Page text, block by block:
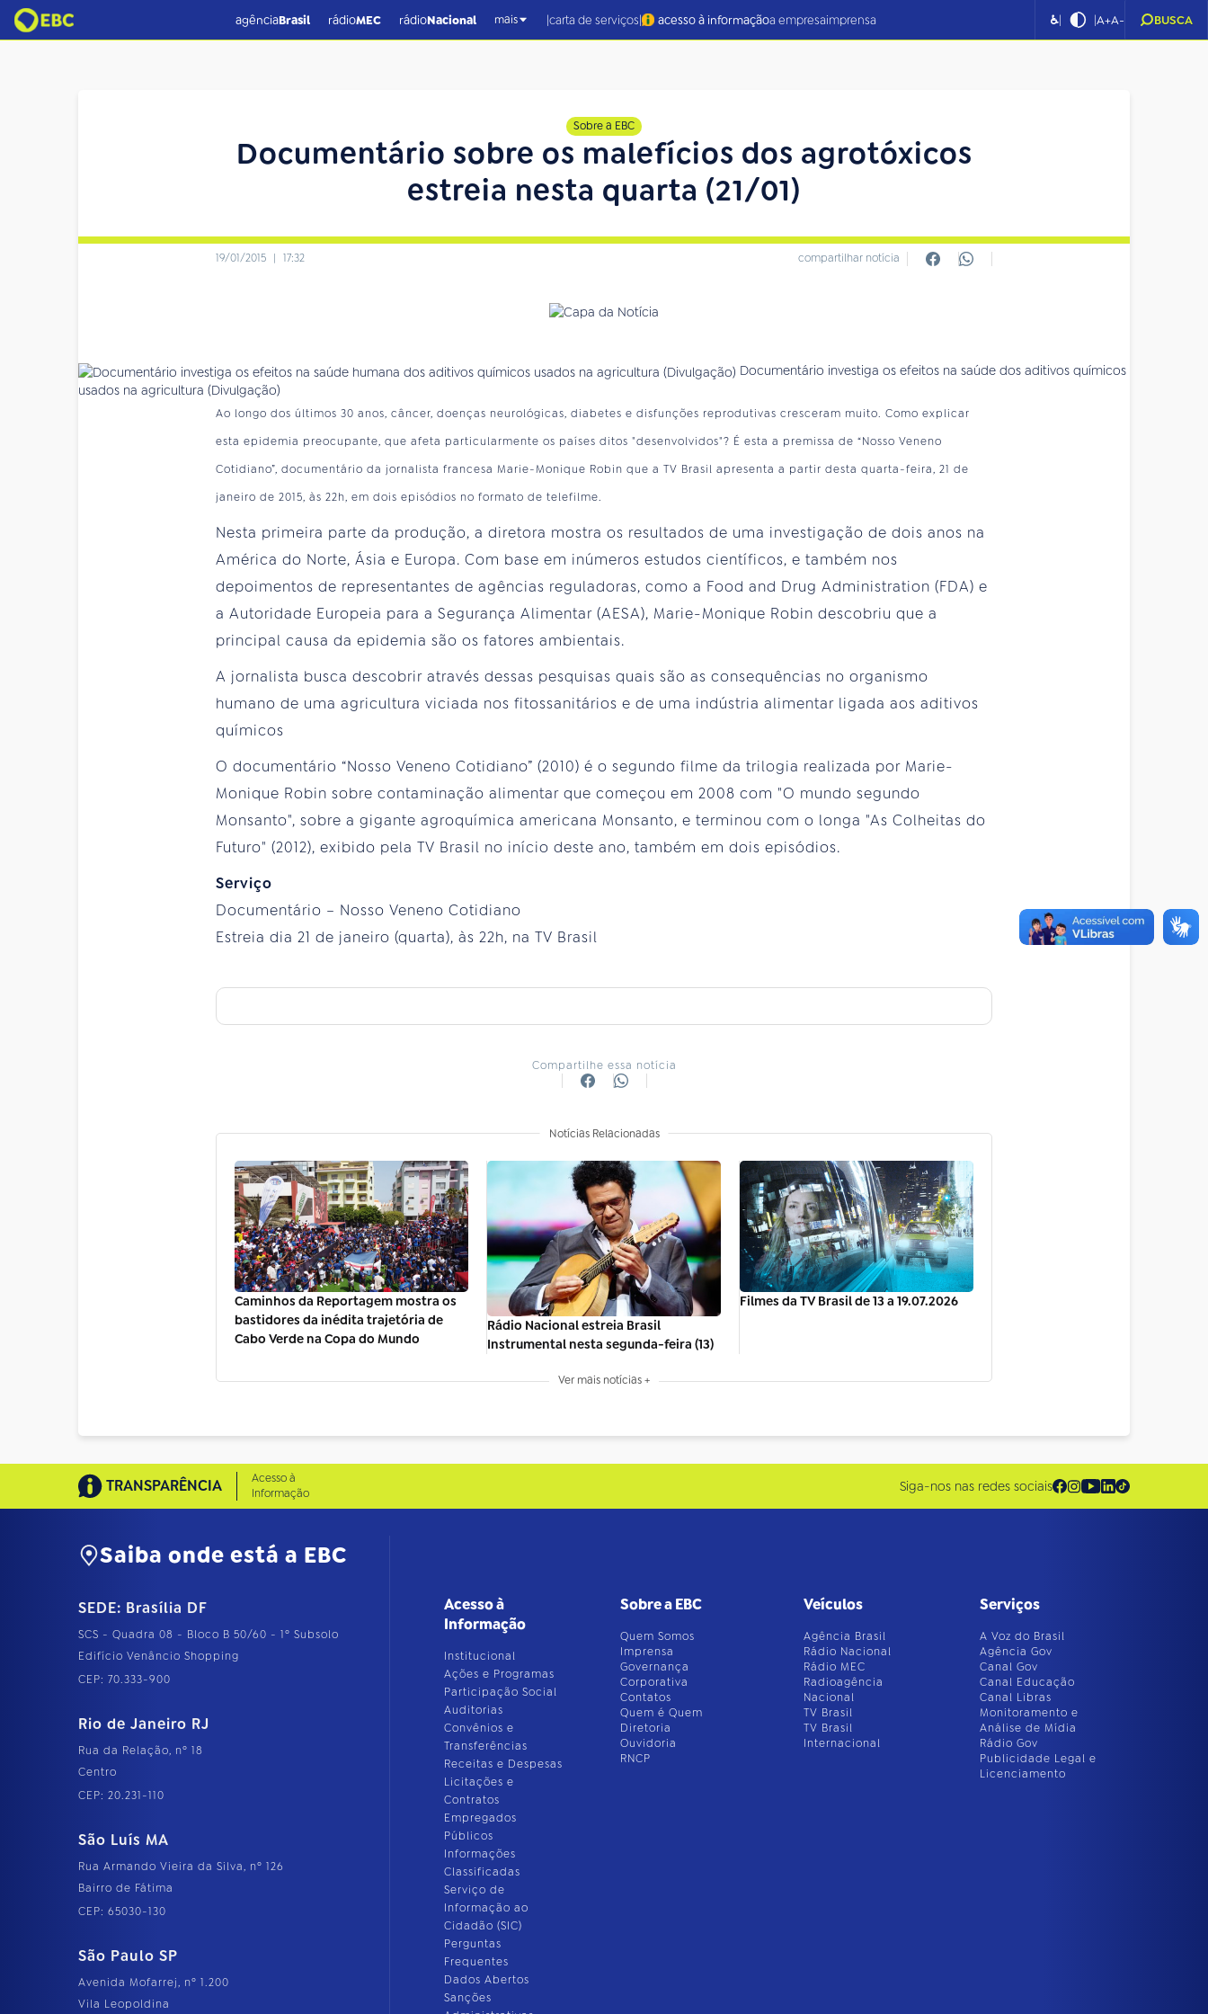
agênciaBrasil rádioMEC rádioNacional mais |carta de serviços| acesso à informaçãoa empresaimprensa ♿| |A+A- BUSCA
Sobre a EBC
Documentário sobre os malefícios dos agrotóxicos
estreia nesta quarta (21/01)
19/01/2015 | 17:32 compartilhar notícia
Documentário investiga os efeitos na saúde dos aditivos químicos
usados na agricultura (Divulgação)
Ao longo dos últimos 30 anos, câncer, doenças neurológicas, diabetes e disfunções reprodutivas cresceram muito. Como explicar
esta epidemia preocupante, que afeta particularmente os países ditos "desenvolvidos"? É esta a premissa de “Nosso Veneno
Cotidiano”, documentário da jornalista francesa Marie-Monique Robin que a TV Brasil apresenta a partir desta quarta-feira, 21 de
janeiro de 2015, às 22h, em dois episódios no formato de telefilme.
Nesta primeira parte da produção, a diretora mostra os resultados de uma investigação de dois anos na
América do Norte, Ásia e Europa. Com base em inúmeros estudos científicos, e também nos
depoimentos de representantes de agências reguladoras, como a Food and Drug Administration (FDA) e
a Autoridade Europeia para a Segurança Alimentar (AESA), Marie-Monique Robin descobriu que a
principal causa da epidemia são os fatores ambientais.
A jornalista busca descobrir através dessas pesquisas quais são as consequências no organismo
humano de uma agricultura viciada nos fitossanitários e de uma indústria alimentar ligada aos aditivos
químicos
O documentário “Nosso Veneno Cotidiano” (2010) é o segundo filme da trilogia realizada por Marie-
Monique Robin sobre contaminação alimentar que começou em 2008 com "O mundo segundo
Monsanto", sobre a gigante agroquímica americana Monsanto, e terminou com o longa "As Colheitas do
Futuro" (2012), exibido pela TV Brasil no início deste ano, também em dois episódios.
Serviço
Documentário – Nosso Veneno Cotidiano
Estreia dia 21 de janeiro (quarta), às 22h, na TV Brasil
Compartilhe essa notícia
Notícias Relacionadas
Caminhos da Reportagem mostra os
bastidores da inédita trajetória de
Cabo Verde na Copa do Mundo
Rádio Nacional estreia Brasil
Instrumental nesta segunda-feira (13)
Filmes da TV Brasil de 13 a 19.07.2026
Ver mais notícias +
TRANSPARÊNCIA
Acesso à
Informação
Siga-nos nas redes sociais
Saiba onde está a EBC
SEDE: Brasília DF
SCS - Quadra 08 - Bloco B 50/60 - 1º Subsolo
Edifício Venâncio Shopping
CEP: 70.333-900
Rio de Janeiro RJ
Rua da Relação, nº 18
Centro
CEP: 20.231-110
São Luís MA
Rua Armando Vieira da Silva, nº 126
Bairro de Fátima
CEP: 65030-130
São Paulo SP
Avenida Mofarrej, nº 1.200
Vila Leopoldina
Acesso à
Informação
Institucional
Ações e Programas
Participação Social
Auditorias
Convênios e
Transferências
Receitas e Despesas
Licitações e
Contratos
Empregados
Públicos
Informações
Classificadas
Serviço de
Informação ao
Cidadão (SIC)
Perguntas
Frequentes
Dados Abertos
Sanções
Sobre a EBC
Quem Somos
Imprensa
Governança
Corporativa
Contatos
Quem é Quem
Diretoria
Ouvidoria
RNCP
Veículos
Agência Brasil
Rádio Nacional
Rádio MEC
Radioagência
Nacional
TV Brasil
TV Brasil
Internacional
Serviços
A Voz do Brasil
Agência Gov
Canal Gov
Canal Educação
Canal Libras
Monitoramento e
Análise de Mídia
Rádio Gov
Publicidade Legal e
Licenciamento